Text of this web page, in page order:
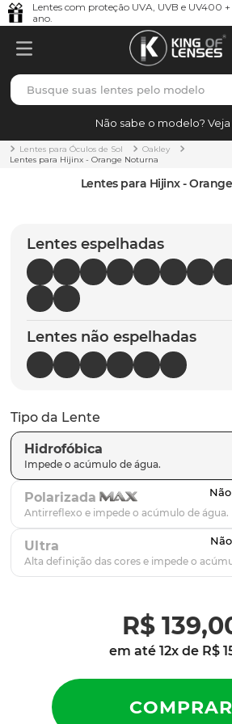
Lentes com proteção UVA, UVB e UV400
ano.
Busque suas lentes pelo modelo
Não sabe o modelo? Veja
Lentes para Óculos de Sol
Oakley
Lentes para Hijinx - Orange Noturna
Lentes para Hijinx -
Lentes espelhadas
Lentes não espelhadas
Tipo da Lente
Hidrofóbica
Polarizada
Ultra
R$ 139,
em até 12x de R$
TERMOS MAIS BUSCADOS
1º borrachas
holbrook
5º chaves
6º t-shock
7º gasket
8º parafusos
9º latch